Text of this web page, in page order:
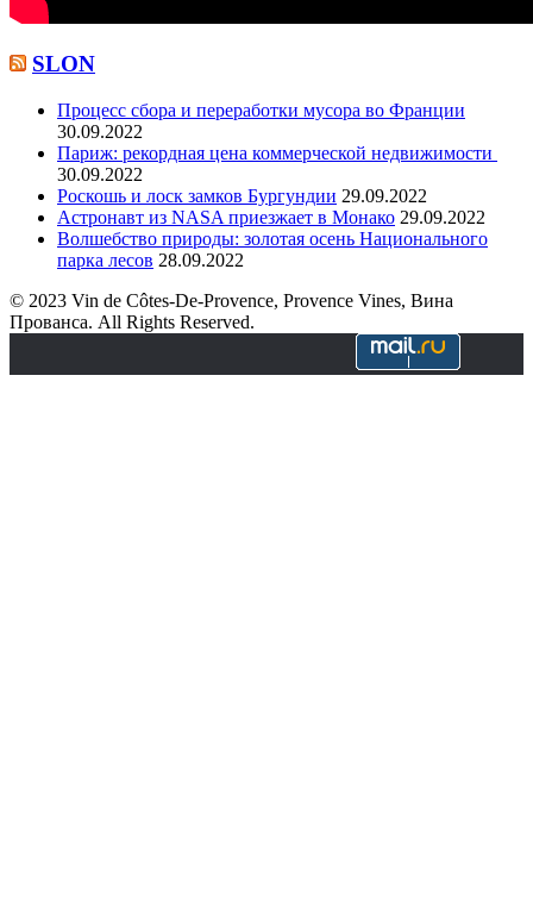
SLON
Процесс сбора и переработки мусора во Франции
30.09.2022
Париж: рекордная цена коммерческой недвижимости
30.09.2022
Роскошь и лоск замков Бургундии 29.09.2022
Астронавт из NASA приезжает в Монако 29.09.2022
Волшебство природы: золотая осень Национального
парка лесов 28.09.2022
© 2023 Vin de Côtes-De-Provence, Provence Vines, Вина
Прованса. All Rights Reserved.